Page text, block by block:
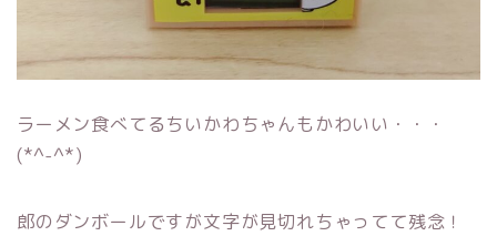
ラーメン食べてるちいかわちゃんもかわいい・・・
(*^-^*)
郎のダンボールですが文字が見切れちゃってて残念！